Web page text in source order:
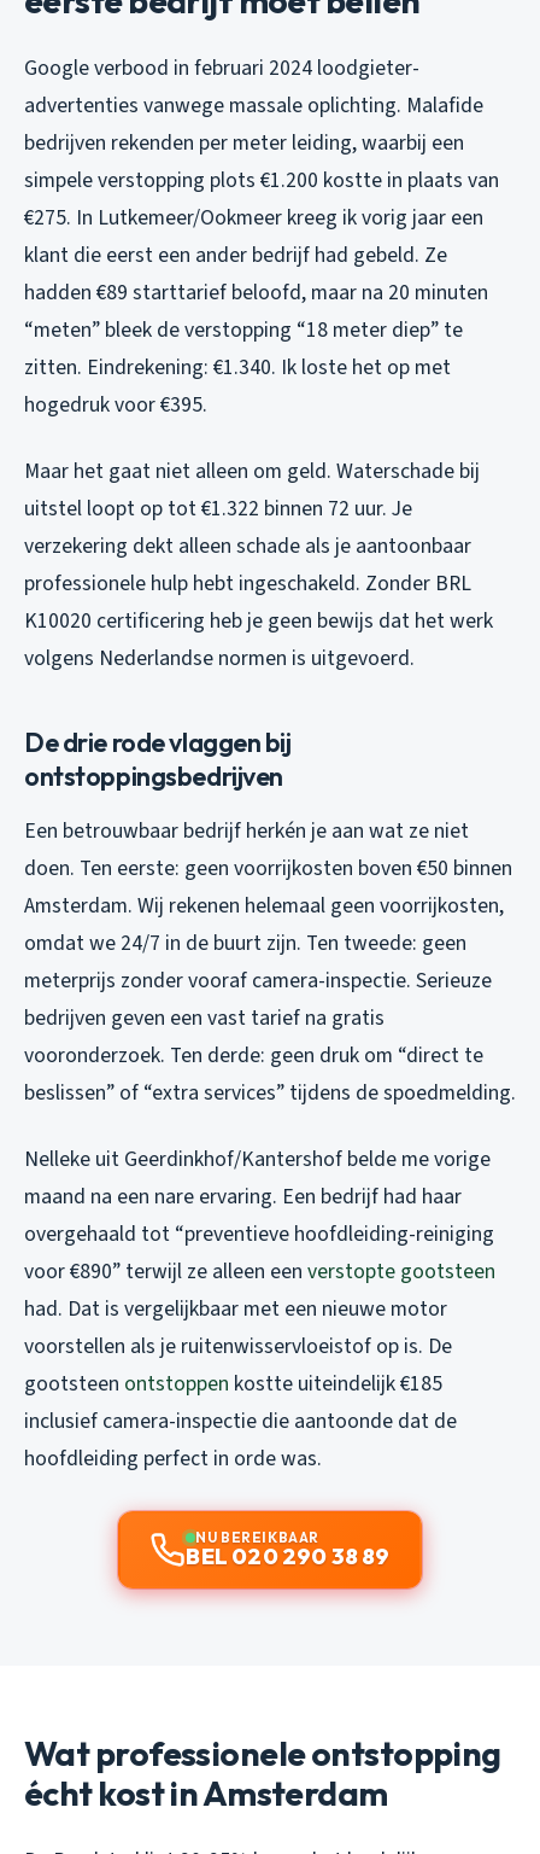
Google verbood in februari 2024 loodgieter-
advertenties vanwege massale oplichting. Malafide
bedrijven rekenden per meter leiding, waarbij een
simpele verstopping plots €1.200 kostte in plaats van
€275. In Lutkemeer/Ookmeer kreeg ik vorig jaar een
klant die eerst een ander bedrijf had gebeld. Ze
hadden €89 starttarief beloofd, maar na 20 minuten
“meten” bleek de verstopping “18 meter diep” te
zitten. Eindrekening: €1.340. Ik loste het op met
hogedruk voor €395.
Maar het gaat niet alleen om geld. Waterschade bij
uitstel loopt op tot €1.322 binnen 72 uur. Je
verzekering dekt alleen schade als je aantoonbaar
professionele hulp hebt ingeschakeld. Zonder BRL
K10020 certificering heb je geen bewijs dat het werk
volgens Nederlandse normen is uitgevoerd.
De drie rode vlaggen bij
ontstoppingsbedrijven
Een betrouwbaar bedrijf herkén je aan wat ze niet
doen. Ten eerste: geen voorrijkosten boven €50 binnen
Amsterdam. Wij rekenen helemaal geen voorrijkosten,
omdat we 24/7 in de buurt zijn. Ten tweede: geen
meterprijs zonder vooraf camera-inspectie. Serieuze
bedrijven geven een vast tarief na gratis
vooronderzoek. Ten derde: geen druk om “direct te
beslissen” of “extra services” tijdens de spoedmelding.
Nelleke uit Geerdinkhof/Kantershof belde me vorige
maand na een nare ervaring. Een bedrijf had haar
overgehaald tot “preventieve hoofdleiding-reiniging
voor €890” terwijl ze alleen een verstopte gootsteen
had. Dat is vergelijkbaar met een nieuwe motor
voorstellen als je ruitenwisservloeistof op is. De
gootsteen ontstoppen kostte uiteindelijk €185
inclusief camera-inspectie die aantoonde dat de
hoofdleiding perfect in orde was.
NU BEREIKBAAR
BEL 020 290 38 89
Wat professionele ontstopping
écht kost in Amsterdam